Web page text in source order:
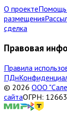
О проектеПомощь
размещения
сделка
Правовая
Правила
ПДн
© 2026 ООО
сайтаОГРН: